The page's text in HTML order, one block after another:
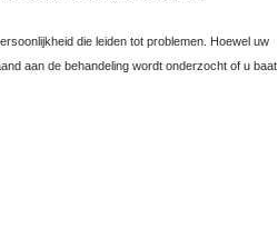
die leiden tot problemen. Hoewel uw
aan de behandeling wordt onderzocht of u baat